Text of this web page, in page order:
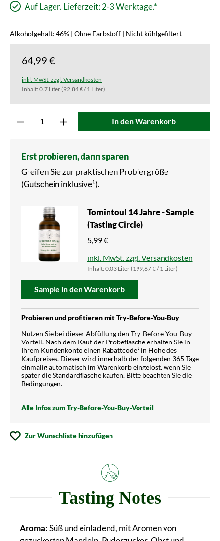
Auf Lager. Lieferzeit: 2-3 Werktage.*
Alkoholgehalt: 46% | Ohne Farbstoff | Nicht kühlgefiltert
64,99 €
inkl. MwSt. zzgl. Versandkosten
Inhalt: 0.7 Liter(92,84 € / 1 Liter)
Produkt Anzahl: Gib den gewünschten
In den Warenkorb
Erst probieren, dann sparen
Greifen Sie zur praktischen Probiergröße
(Gutschein inklusive¹).
Tomintoul 14 Jahre - Sample
(Tasting Circle)
5,99 €
inkl. MwSt. zzgl. Versandkosten
Inhalt: 0.03 Liter(199,67 € / 1 Liter)
Sample in den Warenkorb
Probieren und profitieren mit Try-Before-You-Buy
Nutzen Sie bei dieser Abfüllung den Try-Before-You-Buy-
Vorteil. Nach dem Kauf der Probeflasche erhalten Sie in
Ihrem Kundenkonto einen Rabattcode¹ in Höhe des
Kaufpreises. Dieser wird innerhalb der folgenden 365 Tage
einmalig automatisch im Warenkorb eingelöst, wenn Sie
später die Standardflasche kaufen. Bitte beachten Sie die
Bedingungen.
Alle Infos zum Try-Before-You-Buy-Vorteil
Zur Wunschliste hinzufügen
Tasting Notes
Aroma:Süß und einladend, mit Aromen von